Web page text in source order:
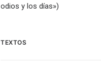
odios y los días»)
TEXTOS